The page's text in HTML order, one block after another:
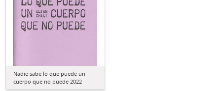
Nadie sabe lo que puede un
cuerpo que no puede 2022